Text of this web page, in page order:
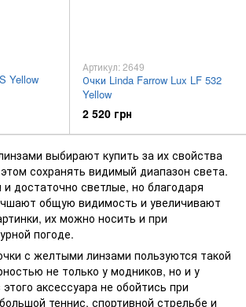
Yellow
Артикул: 2649
Очки Linda Farrow Lux LF 532
Yellow
2 520 грн
выбирают купить за их свойства
сохранять видимый диапазон света.
достаточно светлые, но благодаря
общую видимость и увеличивают
их можно носить и при
погоде.
с желтыми линзами пользуются такой
не только у модников, но и у
аксессуара не обойтись при
теннис, спортивной стрельбе и